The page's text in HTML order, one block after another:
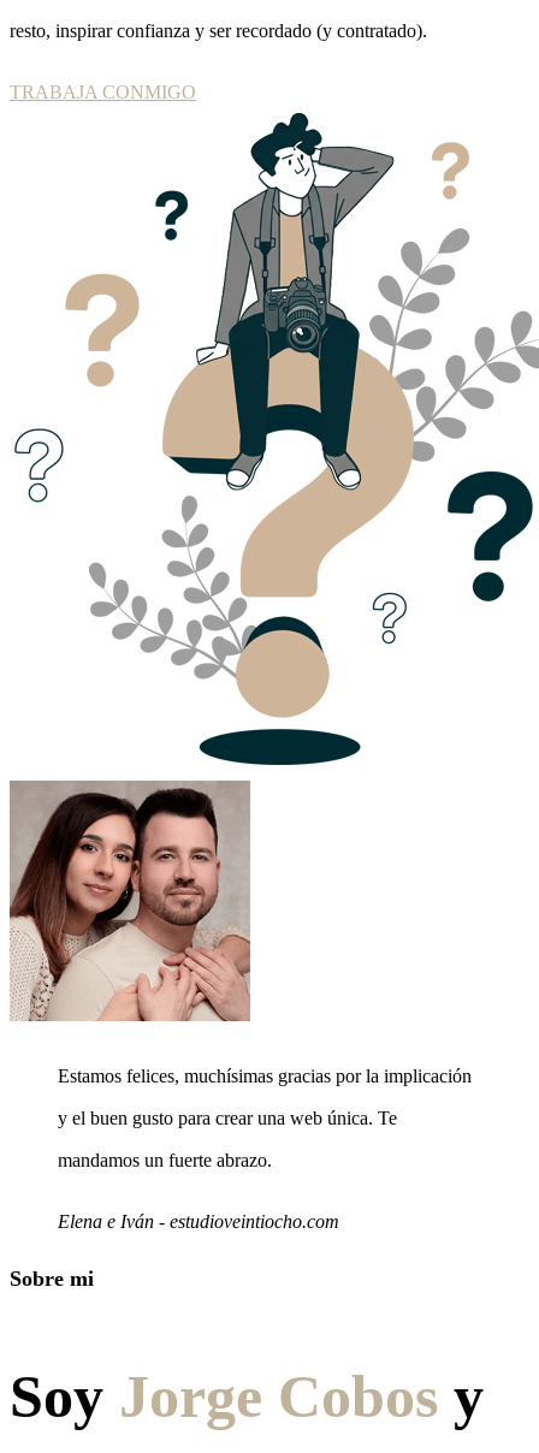
resto, inspirar confianza y ser recordado (y contratado).
TRABAJA CONMIGO
Estamos felices, muchísimas gracias por la implicación
y el buen gusto para crear una web única. Te
mandamos un fuerte abrazo.
Elena e Iván - estudioveintiocho.com
Sobre mi
Soy Jorge Cobos y